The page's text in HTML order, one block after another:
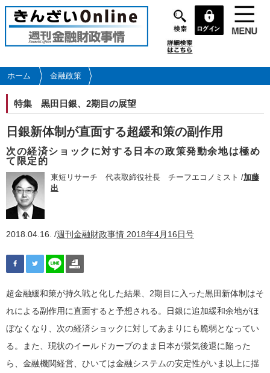
メ
イ
コ
ン
ツ
に
移
動
ホーム 金融政策
特集 黒田日銀、2期目の展望
日銀新体制が直面する超緩和策の副作用
次の経済ショックに対する日本の政策発動余地は極め
て限定的
東短リサーチ 代表取締役社長 チーフエコノミスト /加藤
出
2018.04.16. /週刊金融財政事情 2018年4月16日号
超金融緩和策が持久戦と化した結果、2期目に入った黒田新体制はそ
れによる副作用に直面すると予想される。日銀に追加緩和余地がほ
ぼなくなり、次の経済ショックに対してあまりにも脆弱となってい
る。また、現状のイールドカーブのまま日本が景気後退に陥った
ら、金融機関経営、ひいては金融システムの安定性がいま以上に揺